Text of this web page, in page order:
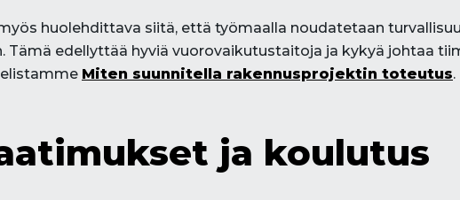
huolehdittava siitä, että työmaalla noudatetaan
Tämä edellyttää hyviä vuorovaikutustaitoja ja kykyä johtaa
Miten suunnitella rakennusprojektin toteutus.
ja koulutus